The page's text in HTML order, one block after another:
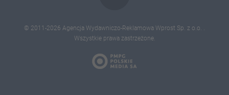
© 2011-2026 Agencja Wydawniczo-Reklamowa Wprost Sp. z o.o. .
Wszystkie prawa zastrzeżone.